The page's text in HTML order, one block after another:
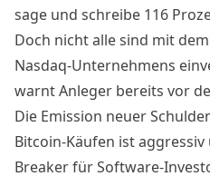
sage und schreibe 116
Doch nicht alle sind mit
Nasdaq-Unternehmens
warnt Anleger bereits vor
Die Emission neuer
Bitcoin-Käufen ist
Breaker für Software-